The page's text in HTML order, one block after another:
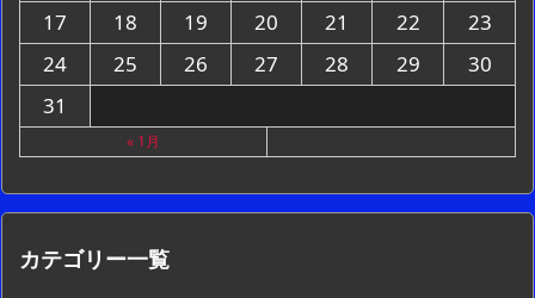
17
18 19 20 21 22
23
24
25 26 27 28 29
30
31
« 1月
カテゴリー一覧